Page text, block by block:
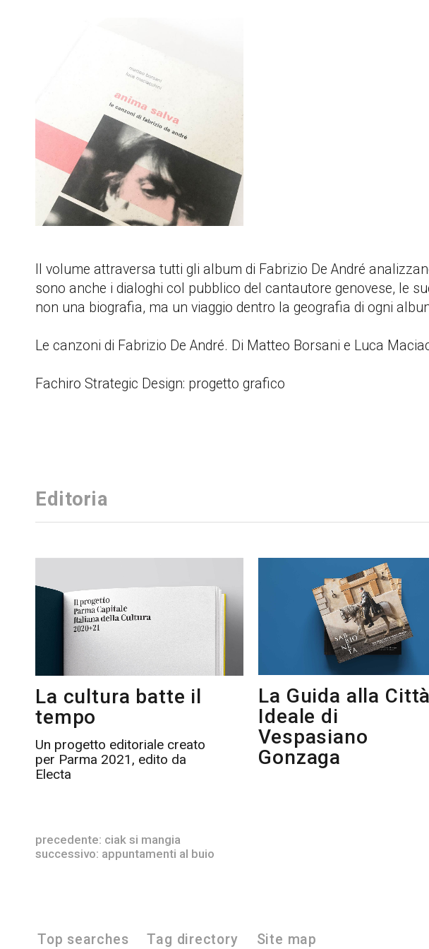
Il volume attraversa tutti gli album di Fabrizio De André
sono anche i dialoghi col pubblico del cantautore genovese, le
non una biografia, ma un viaggio dentro la geografia di ogni
Le canzoni di Fabrizio De André. Di Matteo Borsani e Luca
Fachiro Strategic Design: progetto grafico
Editoria
La cultura batte il
tempo
Un progetto editoriale creato
per Parma 2021, edito da
Electa
La Guida alla Città
Ideale di
Vespasiano
Gonzaga
precedente: ciak si mangia
successivo: appuntamenti al buio
Top searches Tag directory Site map